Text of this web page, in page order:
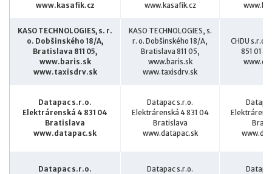
www.kasafik.cz
www.kasafik.cz
KASO TECHNOLOGIES, s. r.
o. Dobšinského 18/A,
Bratislava 811 05,
www.baris.sk
www.taxisdrv.sk
KASO TECHNOLOGIES, s.
r. o. Dobšinského 18/A,
Bratislava 811 05,
www.baris.sk
www.taxisdrv.sk
CHDU s.r.o.
851 01
Datapac s.r.o.
Elektrárenská 4 831 04
Bratislava
www.datapac.sk
Datapac s.r.o.
Elektrárenská 4 831 04
Bratislava
www.datapac.sk
Datapac s.r.o.
Datapac s.r.o.